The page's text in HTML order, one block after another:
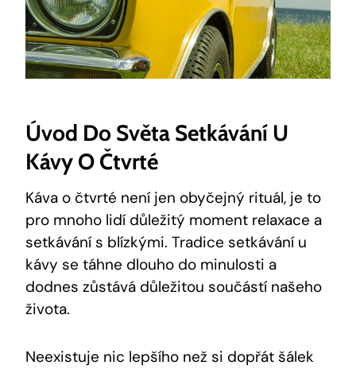
Úvod Do Světa Setkávání U
Kávy O Čtvrté
Káva o čtvrté není jen obyčejný rituál, je to
pro mnoho lidí důležitý moment relaxace a
setkávání s blízkými. Tradice setkávání u
kávy se táhne dlouho do minulosti a
dodnes zůstává důležitou součástí našeho
života.
Neexistuje nic lepšího než si dopřát šálek